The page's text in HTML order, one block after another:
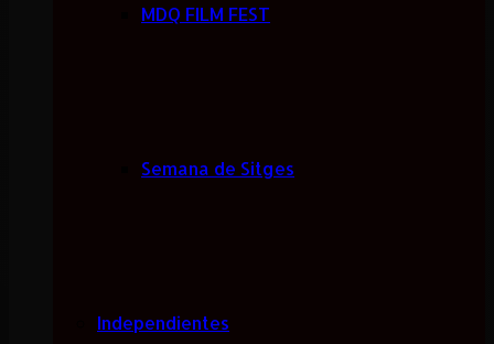
MDQ FILM FEST
Semana de Sitges
Independientes